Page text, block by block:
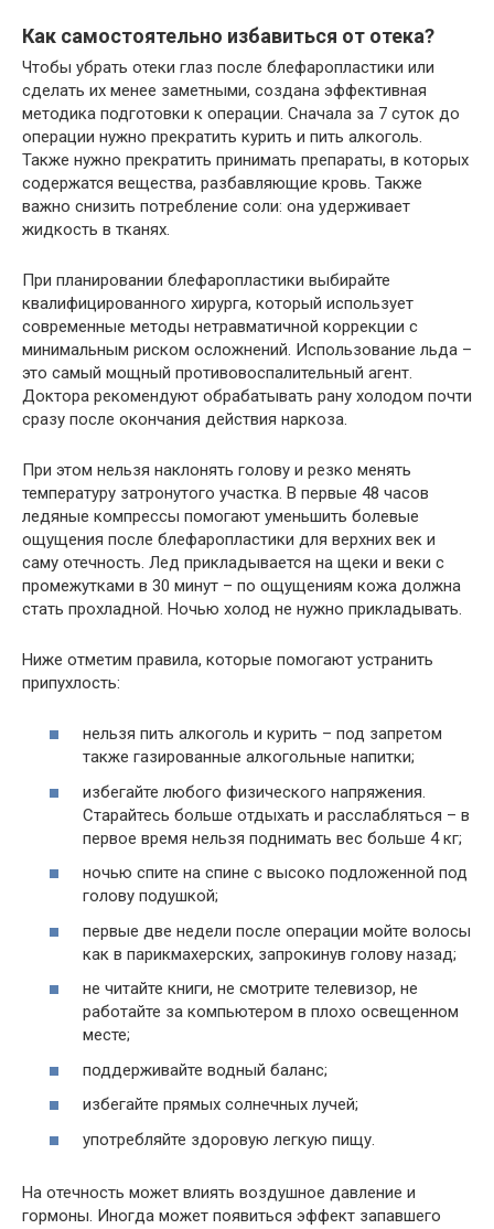
Как самостоятельно избавиться от отека?
Чтобы убрать отеки глаз после блефаропластики или
сделать их менее заметными, создана эффективная
методика подготовки к операции. Сначала за 7 суток до
операции нужно прекратить курить и пить алкоголь.
Также нужно прекратить принимать препараты, в которых
содержатся вещества, разбавляющие кровь. Также
важно снизить потребление соли: она удерживает
жидкость в тканях.
При планировании блефаропластики выбирайте
квалифицированного хирурга, который использует
современные методы нетравматичной коррекции с
минимальным риском осложнений. Использование льда –
это самый мощный противовоспалительный агент.
Доктора рекомендуют обрабатывать рану холодом почти
сразу после окончания действия наркоза.
При этом нельзя наклонять голову и резко менять
температуру затронутого участка. В первые 48 часов
ледяные компрессы помогают уменьшить болевые
ощущения после блефаропластики для верхних век и
саму отечность. Лед прикладывается на щеки и веки с
промежутками в 30 минут – по ощущениям кожа должна
стать прохладной. Ночью холод не нужно прикладывать.
Ниже отметим правила, которые помогают устранить
припухлость:
нельзя пить алкоголь и курить – под запретом
также газированные алкогольные напитки;
избегайте любого физического напряжения.
Старайтесь больше отдыхать и расслабляться – в
первое время нельзя поднимать вес больше 4 кг;
ночью спите на спине с высоко подложенной под
голову подушкой;
первые две недели после операции мойте волосы
как в парикмахерских, запрокинув голову назад;
не читайте книги, не смотрите телевизор, не
работайте за компьютером в плохо освещенном
месте;
поддерживайте водный баланс;
избегайте прямых солнечных лучей;
употребляйте здоровую легкую пищу.
На отечность может влиять воздушное давление и
гормоны. Иногда может появиться эффект запавшего